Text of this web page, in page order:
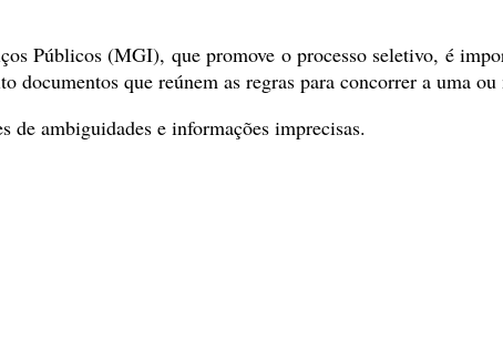
Públicos (MGI), que promove o processo seletivo, é
documentos que reúnem as regras para concorrer a uma
de ambiguidades e informações imprecisas.